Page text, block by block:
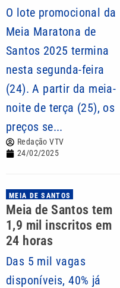
O lote promocional da
Meia Maratona de
Santos 2025 termina
nesta segunda-feira
(24). A partir da meia-
noite de terça (25), os
preços se...
Redação VTV
24/02/2025
MEIA DE SANTOS
Meia de Santos tem
1,9 mil inscritos em
24 horas
Das 5 mil vagas
disponíveis, 40% já